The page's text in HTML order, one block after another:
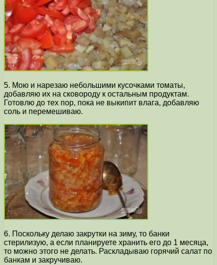
5. Мою и нарезаю небольшими кусочками томаты,
добавляю их на сковороду к остальным продуктам.
Готовлю до тех пор, пока не выкипит влага, добавляю
соль и перемешиваю.
6. Поскольку делаю закрутки на зиму, то банки
стерилизую, а если планируете хранить его до 1 месяца,
то можно этого не делать. Раскладываю горячий салат по
банкам и закручиваю.